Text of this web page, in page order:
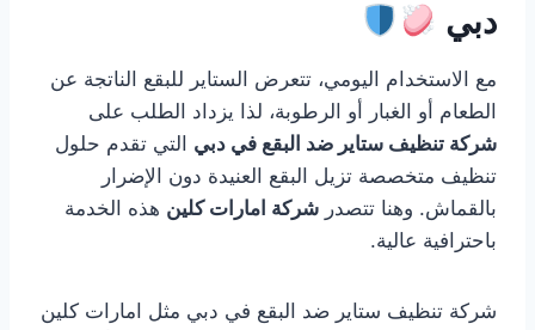
دبي
مع الاستخدام اليومي، تتعرض الستاير للبقع الناتجة عن
الطعام أو الغبار أو الرطوبة، لذا يزداد الطلب على
شركة تنظيف ستاير ضد البقع في دبي التي تقدم حلول
تنظيف متخصصة تزيل البقع العنيدة دون الإضرار
بالقماش. وهنا تتصدر شركة امارات كلين هذه الخدمة
باحترافية عالية.
شركة تنظيف ستاير ضد البقع في دبي مثل امارات كلين